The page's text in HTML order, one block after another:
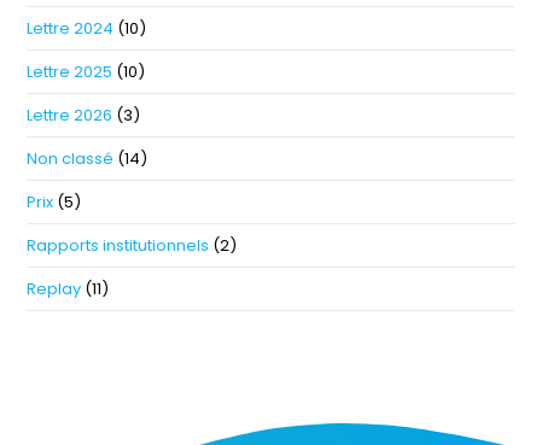
Lettre 2024 (10)
Lettre 2025 (10)
Lettre 2026 (3)
Non classé (14)
Prix (5)
Rapports institutionnels (2)
Replay (11)